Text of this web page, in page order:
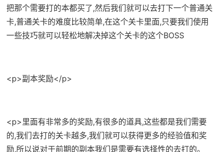
把那个需要打的本都买了,然后我们就可以去打下一个普通关
卡,普通关卡的难度比较简单,在这个关卡里面,只要我们使用
一些技巧就可以轻松地解决掉这个关卡的这个BOSS
<p>副本奖励</p>
<p>里面有非常多的奖励,有很多的道具,这些都是我们需要
的,我们去打的关卡越多,我们就可以获得更多的经验值和奖
励,所以说对于前期的副本我们是需要有选择性的去打的。